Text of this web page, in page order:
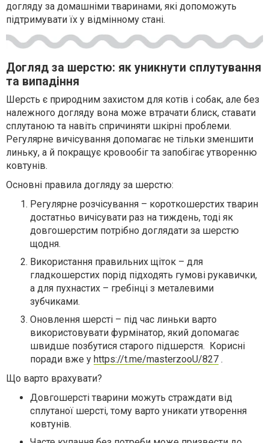
догляду за домашніми тваринами, які допоможуть
підтримувати їх у відмінному стані.
Догляд за шерстю: як уникнути сплутування
та випадіння
Шерсть є природним захистом для котів і собак, але без
належного догляду вона може втрачати блиск, ставати
сплутаною та навіть спричиняти шкірні проблеми.
Регулярне вичісування допомагає не тільки зменшити
линьку, а й покращує кровообіг та запобігає утворенню
ковтунів.
Основні правила догляду за шерстю:
Регулярне розчісування – короткошерстих тварин
достатньо вичісувати раз на тиждень, тоді як
довгошерстим потрібно доглядати за шерстю
щодня.
Використання правильних щіток – для
гладкошерстих порід підходять гумові рукавички,
а для пухнастих – гребінці з металевими
зубчиками.
Оновлення шерсті – під час линьки варто
використовувати фурмінатор, який допомагає
швидше позбутися старого підшерстя. Корисні
поради вже у https://t.me/masterzooU/827 .
Що варто врахувати?
Довгошерсті тварини можуть страждати від
сплутаної шерсті, тому варто уникати утворення
ковтунів.